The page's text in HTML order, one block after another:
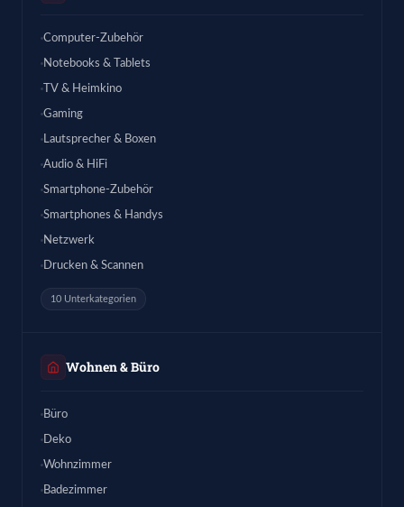
Computer-Zubehör
Notebooks & Tablets
TV & Heimkino
Gaming
Lautsprecher & Boxen
Audio & HiFi
Smartphone-Zubehör
Smartphones & Handys
Netzwerk
Drucken & Scannen
10 Unterkategorien
Wohnen & Büro
Büro
Deko
Wohnzimmer
Badezimmer